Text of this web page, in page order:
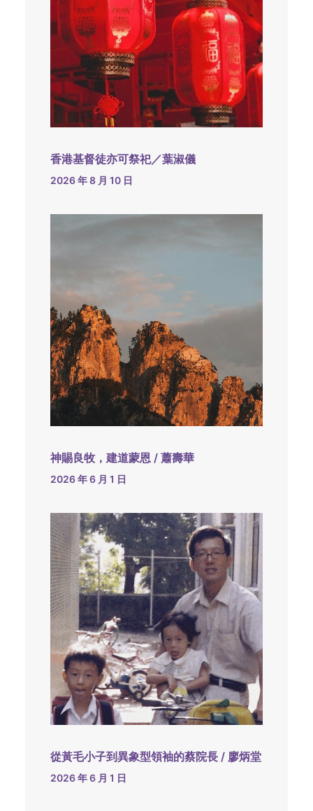
香港基督徒亦可祭祀／葉淑儀
2026 年 8 月 10 日
神賜良牧，建道蒙恩 / 蕭壽華
2026 年 6 月 1 日
從黃毛小子到異象型領袖的蔡院長 / 廖炳堂
2026 年 6 月 1 日